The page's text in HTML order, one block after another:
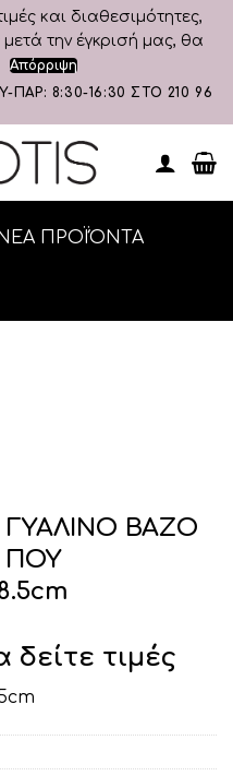
και διαθεσιμότητες,
την έγκρισή μας, θα
Απόρριψη
ΠΑΡ: 8:30-16:30 ΣΤΟ 210 96
ΠΡΟΪΌΝΤΑ
ΒΑΖO
ΠΟΥ
δείτε τιμές